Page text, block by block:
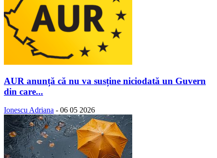
AUR anunță că nu va susține niciodată un Guvern
din care...
Ionescu Adriana - 06 05 2026